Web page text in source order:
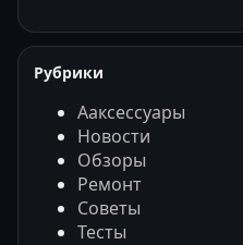
Рубрики
Ааксессуары
Новости
Обзоры
Ремонт
Советы
Тесты